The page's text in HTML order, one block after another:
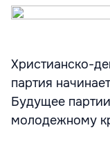
Христианско-
партия
Будущее
молодежному